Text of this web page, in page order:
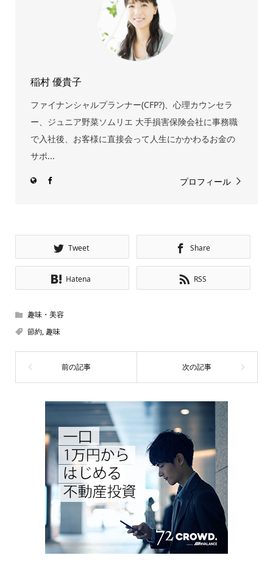
稲村 優貴子
ファイナンシャルプランナー(CFP?)、心理カウンセラ
ー、ジュニア野菜ソムリエ 大手損害保険会社に事務職
で入社後、お客様に直接会って人生にかかわるお金の
サポ...
プロフィール
Tweet Share
Hatena RSS
趣味・美容
節約, 趣味